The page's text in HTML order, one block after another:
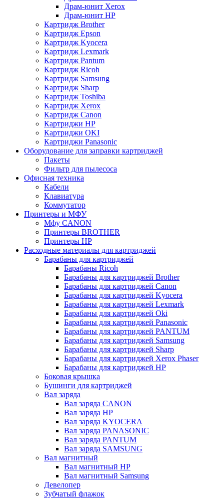
Драм-юнит Xerox
Драм-юнит НР
Картридж Brother
Картридж Epson
Картридж Kyocera
Картридж Lexmark
Картридж Pantum
Картридж Ricoh
Картридж Samsung
Картридж Sharp
Картридж Toshiba
Картридж Xerox
Картридж Сanon
Картриджи HP
Картриджи OKI
Картриджи Panasonic
Оборудование для заправки картриджей
Пакеты
Фильтр для пылесоса
Офисная техника
Кабели
Клавиатура
Коммутатор
Принтеры и МФУ
Мфу CANON
Принтеры BROTHER
Принтеры HP
Расходные материалы для картриджей
Барабаны для картриджей
Барабаны Ricoh
Барабаны для картриджей Brother
Барабаны для картриджей Canon
Барабаны для картриджей Kyocera
Барабаны для картриджей Lexmark
Барабаны для картриджей Oki
Барабаны для картриджей Panasonic
Барабаны для картриджей PANTUM
Барабаны для картриджей Samsung
Барабаны для картриджей Sharp
Барабаны для картриджей Xerox Phaser
Барабаны для картриджей НР
Боковая крышка
Бушинги для картриджей
Вал заряда
Вал заряда CANON
Вал заряда HP
Вал заряда KYOCERA
Вал заряда PANASONIC
Вал заряда PANTUM
Вал заряда SAMSUNG
Вал магнитный
Вал магнитный HP
Вал магнитный Samsung
Девелопер
Зубчатый флажок